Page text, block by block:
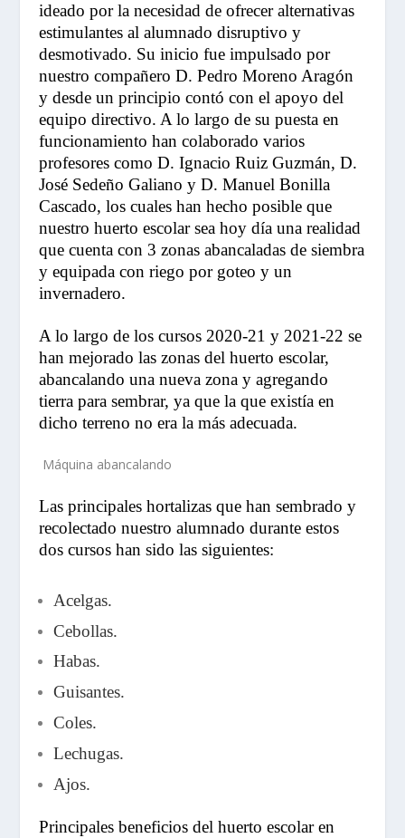
ideado por la necesidad de ofrecer alternativas
estimulantes al alumnado disruptivo y
desmotivado. Su inicio fue impulsado por
nuestro compañero D. Pedro Moreno Aragón
y desde un principio contó con el apoyo del
equipo directivo. A lo largo de su puesta en
funcionamiento han colaborado varios
profesores como D. Ignacio Ruiz Guzmán, D.
José Sedeño Galiano y D. Manuel Bonilla
Cascado, los cuales han hecho posible que
nuestro huerto escolar sea hoy día una realidad
que cuenta con 3 zonas abancaladas de siembra
y equipada con riego por goteo y un
invernadero.
A lo largo de los cursos 2020-21 y 2021-22 se
han mejorado las zonas del huerto escolar,
abancalando una nueva zona y agregando
tierra para sembrar, ya que la que existía en
dicho terreno no era la más adecuada.
Máquina abancalando
Las principales hortalizas que han sembrado y
recolectado nuestro alumnado durante estos
dos cursos han sido las siguientes:
Acelgas.
Cebollas.
Habas.
Guisantes.
Coles.
Lechugas.
Ajos.
Principales beneficios del huerto escolar en